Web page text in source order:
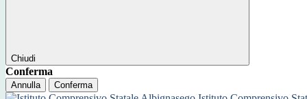
Chiudi
Conferma
Annulla Conferma